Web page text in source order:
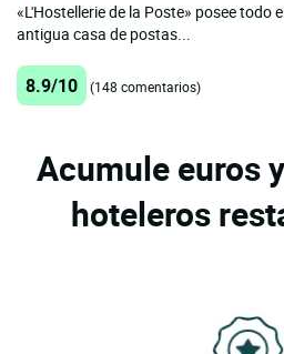
«L'Hostellerie de la Poste» posee todo
antigua casa de postas...
8.9/10 (148 comentarios)
Acumule euros
hoteleros